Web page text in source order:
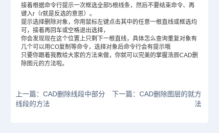
接着根据命令行提示一次框选全部5根线条，然后不要结束命令、再
键入r（r就是反选的意思）。
提示选择删除对象，你用鼠标左键点击其中的任意一根直线或框选均
可，接着再回车或空格退出选择，
你会发现现在这个位置上只剩下一根直线，具体怎么查询重复对象有
几个可以用CO复制等命令，选择对象后命令行会有提示哦
只要你跟着我教给大家的方法来做，你就可以完美的掌握浩辰CAD删
除图元的方法啦。
上一篇：CAD删除线段中部分
线段的方法
下一篇：CAD删除图层的就方
法